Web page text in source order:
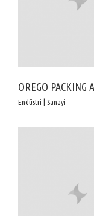
OREGO
Endüstri | Sanayi